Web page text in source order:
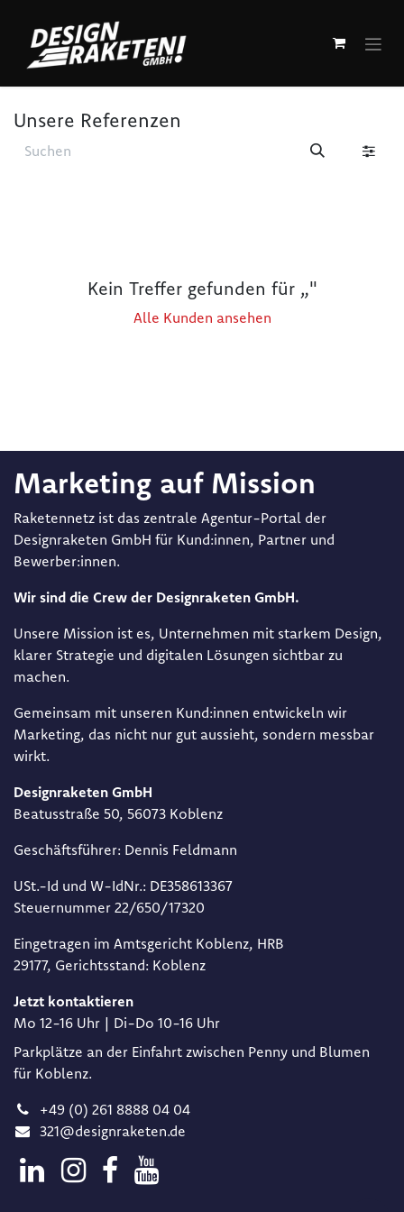
Unsere Referenzen
Kein Treffer gefunden für „"
Alle Kunden ansehen
Marketing auf Mission
Raketennetz ist das zentrale Agentur-Portal der
Designraketen GmbH für Kund:innen, Partner und
Bewerber:innen.
Wir sind die Crew der Designraketen GmbH.
Unsere Mission ist es, Unternehmen mit starkem Design,
klarer Strategie und digitalen Lösungen sichtbar zu
machen.
Gemeinsam mit unseren Kund:innen entwickeln wir
Marketing, das nicht nur gut aussieht, sondern messbar
wirkt.
Designraketen GmbH
Beat​usstraße 50, 56073 Koblenz
Geschäftsführer: Dennis Feldmann​
USt.-Id und W-IdNr.: DE358613367​
Steuernummer 22/650/17320​
Eingetragen im Amtsgericht Koblenz, HRB
29177, Gerichtsstand: Koblenz
Jetzt kontaktieren
Mo 12-16 Uhr | Di-Do 10-16 Uhr
Parkplätze an der Einfahrt zwischen Penny und Blumen
für Koblenz.
+49 (0) 261 8888 04 04
321@designraketen.de